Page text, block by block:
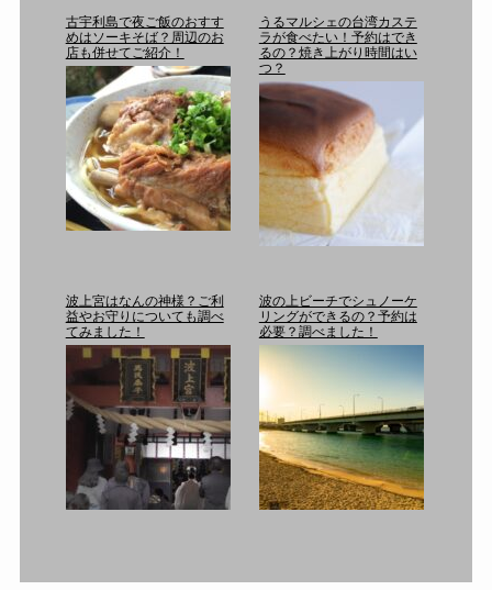
古宇利島で夜ご飯のおすす
めはソーキそば？周辺のお
店も併せてご紹介！
うるマルシェの台湾カステ
ラが食べたい！予約はでき
るの？焼き上がり時間はい
つ？
波上宮はなんの神様？ご利
益やお守りについても調べ
てみました！
波の上ビーチでシュノーケ
リングができるの？予約は
必要？調べました！